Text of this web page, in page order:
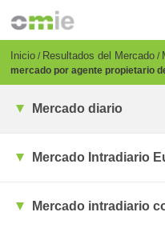
principal
Breadcrumb
Inicio Resultados del Mercado
mercado por agente propietario
Mercado diario
Mercado Intradiario
Mercado intradiario